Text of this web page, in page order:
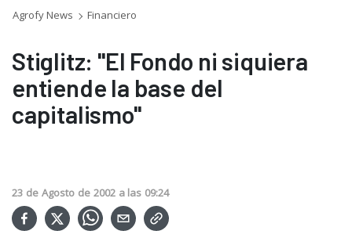
Agrofy News Financiero
Stiglitz: "El Fondo ni siquiera
entiende la base del
capitalismo"
23 de Agosto de 2002 a las 09:24